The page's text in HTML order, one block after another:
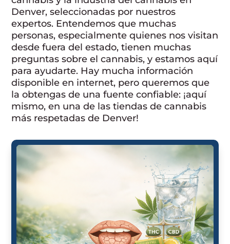
Denver, seleccionadas por nuestros
expertos. Entendemos que muchas
personas, especialmente quienes nos visitan
desde fuera del estado, tienen muchas
preguntas sobre el cannabis, y estamos aquí
para ayudarte. Hay mucha información
disponible en internet, pero queremos que
la obtengas de una fuente confiable: ¡aquí
mismo, en una de las tiendas de cannabis
más respetadas de Denver!